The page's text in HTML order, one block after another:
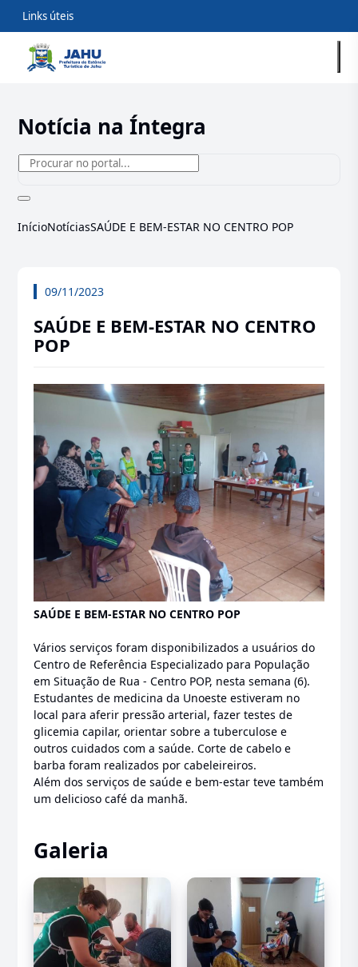
Links úteis
Notícia na Íntegra
InícioNotíciasSAÚDE E BEM-ESTAR NO CENTRO POP
09/11/2023
SAÚDE E BEM-ESTAR NO CENTRO
POP
SAÚDE E BEM-ESTAR NO CENTRO POP
Vários serviços foram disponibilizados a usuários do
Centro de Referência Especializado para População
em Situação de Rua - Centro POP, nesta semana (6).
Estudantes de medicina da Unoeste estiveram no
local para aferir pressão arterial, fazer testes de
glicemia capilar, orientar sobre a tuberculose e
outros cuidados com a saúde. Corte de cabelo e
barba foram realizados por cabeleireiros.
Além dos serviços de saúde e bem-estar teve também
um delicioso café da manhã.
Galeria